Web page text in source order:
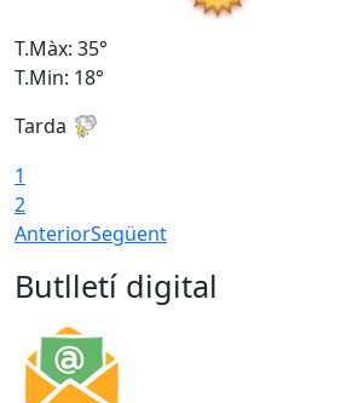
T.Màx: 35°
T.Min: 18°
Tarda
1
2
AnteriorSegüent
Butlletí digital